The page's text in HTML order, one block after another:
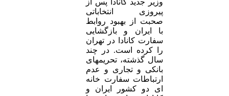
وزیر جدید کانادا پس از
پیروزی انتخاباتی
صحبت از بهبود روابط
با ایران و بازگشایی
سفارت کانادا در تهران
را کرده است. در چند
سال گذشته، تحریمهای
بانکی و تجاری و عدم
ارتباطات سفارت خانه
ای دو کشور ایران و